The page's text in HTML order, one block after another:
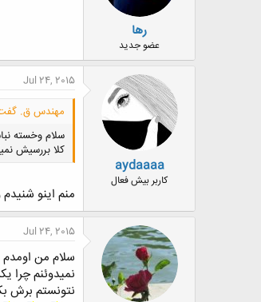
رها
عضو جدید
aydaaaa
کاربر بیش فعال
Jul 24, 2015
مهندس ق.
سلام وخسته
کلا بررسیش
منم اینو
Jul 24, 2015
سلام من اومدم
نمیدوئنم
نتونستم برش